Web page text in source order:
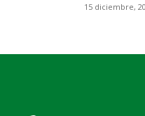
15 diciembre,